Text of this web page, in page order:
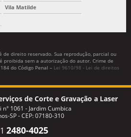
Vila Matilde
de direito reservado. Sua reprodução, parcial ou
proibida sem a autorização do autor. Crime de
do Código Penal – Lei 9610/98 - Lei de direitos
de Corte e Gravação a Laser
n° 1061 - Jardim Cumbica
SP - CEP: 07180-310
2480-4025